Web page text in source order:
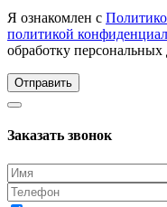
Я ознакомлен с
политикой
обработку
Отправить
Заказать звонок